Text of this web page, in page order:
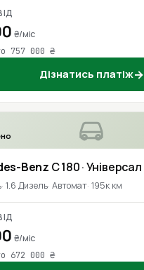
₴/міс
757 000 ₴
Дізнатись платіж→
Benz C 180· Універсал
1.6 Дизель Автомат 195к км
₴/міс
672 000 ₴